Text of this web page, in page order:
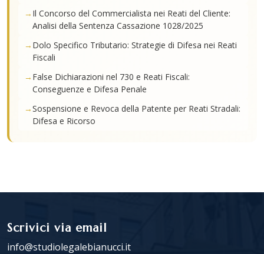
Il Concorso del Commercialista nei Reati del Cliente:
Analisi della Sentenza Cassazione 1028/2025
Dolo Specifico Tributario: Strategie di Difesa nei Reati
Fiscali
False Dichiarazioni nel 730 e Reati Fiscali:
Conseguenze e Difesa Penale
Sospensione e Revoca della Patente per Reati Stradali:
Difesa e Ricorso
Scrivici via email
info@studiolegalebianucci.it